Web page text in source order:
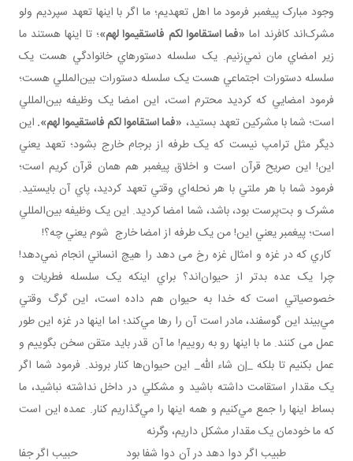
وجود مبارک پيغمبر فرمود ما اهل تعهديم؛ ما اگر با اينها تعهد سپرديم ولو
مشرک‌اند کافرند اما «فما استقاموا لکم فاستقيموا لهم»؛ تا اينها هستند ما
زير امضاي مان نمي‌زنيم. يک سلسله دستورهاي خانوادگي هست يک
سلسله دستورات اجتماعي هست يک سلسله دستورات بين‌المللي هست؛
فرمود امضايي که کرديد محترم است، اين امضا يک وظيفه بين‌المللي
است؛ شما با مشرکين تعهد بستيد، «فما استقاموا لکم فاستقيموا لهم». اين
ديگر مثل ترامپ نيست که يک طرفه از برجام خارج بشود؛ تعهد يعني
اين! اين صريح قرآن است و اخلاق پيغمبر هم همان قرآن کريم است؛
فرمود شما با هر ملتي با هر نحله‌اي وقتي تعهد کرديد، پاي آن بايستيد.
مشرک و بت‌پرست بود، باشد، شما امضا کرديد. اين يک وظيفه بين‌المللي
است؛ پيغمبر يعني اين! من يک طرفه از امضا خارج شوم يعني چه؟!
کاري که در غزه و امثال غزه رخ می دهد را هيچ انساني انجام نمي‌دهد!
چرا يک عده بدتر از حيوان‌اند؟ براي اينکه يک سلسله فطريات و
خصوصياتي است که خدا به حيوان هم داده است، اين گرگ وقتي
مي‌بيند اين گوسفند، مادر است آن را رها مي‌کند؛ اما اينها در غزه اين‌ طور
عمل می کنند. ما با اينها رو به روييم! ما آن قدر بايد متقن سخن بگوييم و
عمل بکنيم تا بلکه _إن ‌شاء الله_ اين حيوان‌ها کنار بروند. فرمود شما اگر
يک مقدار استقامت داشته باشيد و مشکلي در داخل نداشته نباشيد، ما
بساط اينها را جمع مي‌کنيم و همه اينها را مي‌گذاريم کنار. عمده اين است
که ما خودمان يک مقدار مشکل داريم، وگرنه
طبيب اگر دوا دهد در آن دوا شفا بود حبيب اگر جفا